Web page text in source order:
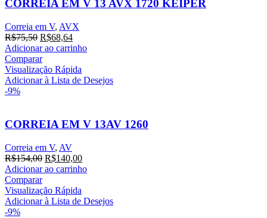
CORREIA EM V 13 AVX 1720 KEIPER
Correia em V, AVX
R$75,50 O
preço
original
era:
R$75,50.
R$68,64O
preço
é:
R$68,64.
Adicionar ao carrinho
Comparar
Visualização Rápida
Adicionar à Lista de Desejos
-9%
CORREIA EM V 13AV 1260
Correia em V, AV
R$154,00 O
preço
era:
R$154,00.
R$140,00O
preço
R$140,00.
Adicionar ao carrinho
Comparar
Visualização Rápida
Adicionar à Lista de Desejos
-9%